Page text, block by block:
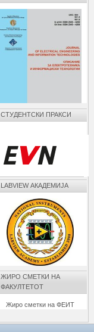
СТУДЕНТСКИ ПРАКСИ
LABVIEW АКАДЕМИЈА
ЖИРО СМЕТКИ НА
ФАКУЛТЕТОТ
Жиро сметки на ФЕИТ